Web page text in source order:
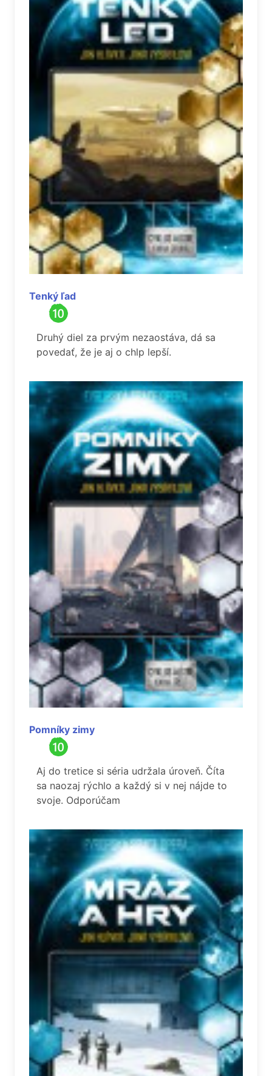
Tenký ľad
Druhý diel za prvým nezaostáva, dá sa
povedať, že je aj o chlp lepší.
Pomníky zimy
Aj do tretice si séria udržala úroveň. Číta
sa naozaj rýchlo a každý si v nej nájde to
svoje. Odporúčam